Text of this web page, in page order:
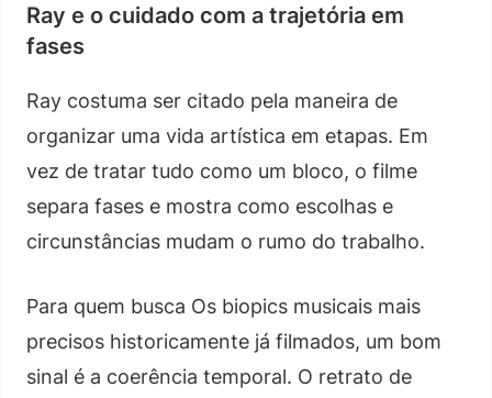
Ray e o cuidado com a trajetória em
fases
Ray costuma ser citado pela maneira de
organizar uma vida artística em etapas. Em
vez de tratar tudo como um bloco, o filme
separa fases e mostra como escolhas e
circunstâncias mudam o rumo do trabalho.
Para quem busca Os biopics musicais mais
precisos historicamente já filmados, um bom
sinal é a coerência temporal. O retrato de